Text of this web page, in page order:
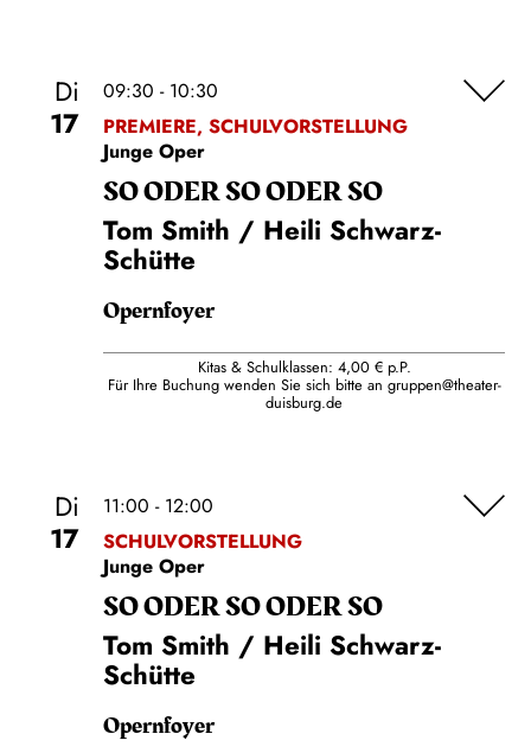
Di
17
09:30 - 10:30
PREMIERE, SCHULVORSTELLUNG
Junge Oper
SO ODER SO ODER SO
Tom Smith / Heili Schwarz-
Schütte
Opernfoyer
Kitas & Schulklassen: 4,00 € p.P.
Für Ihre Buchung wenden Sie sich bitte an gruppen@theater-
duisburg.de
Di
17
11:00 - 12:00
SCHULVORSTELLUNG
Junge Oper
SO ODER SO ODER SO
Tom Smith / Heili Schwarz-
Schütte
Opernfoyer